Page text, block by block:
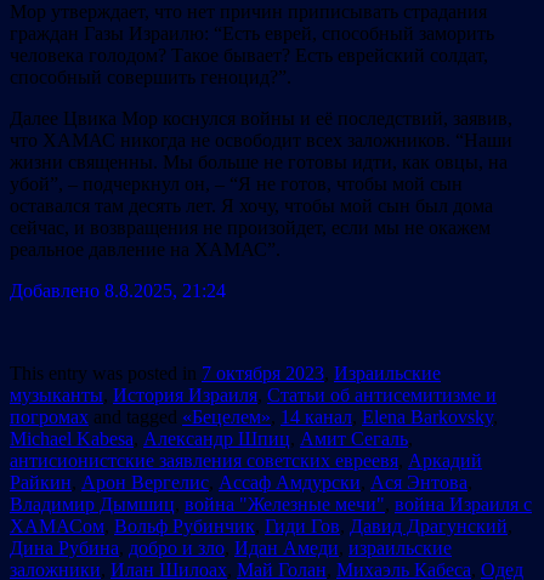
Мор утверждает, что нет причин приписывать страдания
граждан Газы Израилю: “Есть еврей, способный заморить
человека голодом? Такое бывает? Есть еврейский солдат,
способный совершить геноцид?”.
Далее Цвика Мор коснулся войны и её последствий, заявив,
что ХАМАС никогда не освободит всех заложников. “Наши
жизни священны. Мы больше не готовы идти, как овцы, на
убой”, – подчеркнул он, – “Я не готов, чтобы мой сын
оставался там десять лет. Я хочу, чтобы мой сын был дома
сейчас, и возвращения не произойдет, если мы не окажем
реальное давление на ХАМАС”.
Добавлено 8.8.2025, 21:24
This entry was posted in 7 октября 2023, Израильские
музыканты, История Израиля, Статьи об антисемитизме и
погромах and tagged «Бецелем», 14 канал, Elena Barkovsky,
Michael Kabesa, Александр Шпиц, Амит Сегаль,
антисионистские заявления советских евреевя, Аркадий
Райкин, Арон Вергелис, Ассаф Амдурски, Ася Энтова,
Владимир Дымшиц, война "Железные мечи", война Израиля с
ХАМАСом, Вольф Рубинчик, Гиди Гов, Давид Драгунский,
Дина Рубина, добро и зло, Идан Амеди, израильские
заложники, Илан Шилоах, Май Голан, Михаэль Кабеса, Одед